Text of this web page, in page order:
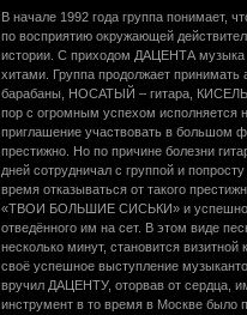
В начале 1992 года группа понимает,
по восприятию окружающей
истории. С приходом ДАЦЕНТА музыка
хитами. Группа продолжает
барабаны, НОСАТЫЙ – гитара,
пор с огромным успехом исполняется
приглашение участвовать в
престижно. Но по причине болезни
дней сотрудничал с группой и
время отказываться от такого
«ТВОИ БОЛЬШИЕ СИСЬКИ» и успешно
отведённого им на сет. В этом виде
несколько минут, становится
своё успешное выступление
вручил ДАЦЕНТУ, оторвав от сердца,
инструмент в то время в Москве было